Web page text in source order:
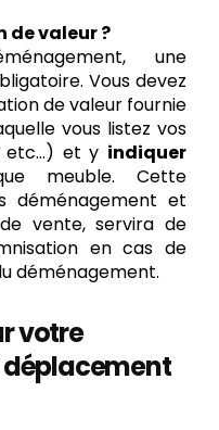
de valeur ?
une
Vous devez
de valeur fournie
vous listez vos
etc…) et y indiquer
meuble. Cette
déménagement et
vente, servira de
en cas de
déménagement.
votre